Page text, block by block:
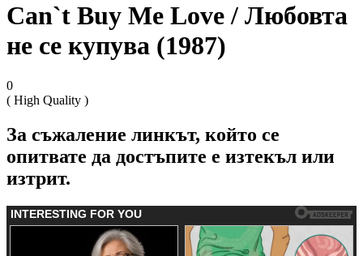
Can`t Buy Me Love / Любовта
не се купува (1987)
0
( High Quality )
За съжаление линкът, който се
опитвате да достъпите е изтекъл или
изтрит.